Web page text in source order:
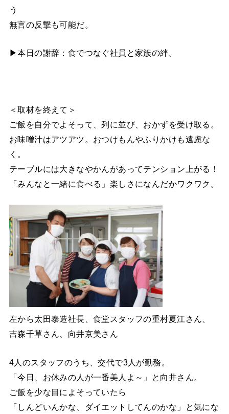
う
無言の反撃も可能だ。
▶本日の謝辞：食でつなぐ社員と家族の絆。
＜取材を終えて＞
ご飯を自分でよそって、列に並び、おかずを受け取る。
お味噌汁はアツアツ。おつけもんやふりかけも遠慮な
く。
テーブルには大きなやかんがあってテンション上がる！
「みんなと一緒に食べる」楽しさになんだかワクワク。
左から太田泰造社長、食堂スタッフの重村夏江さん、
吉森千草さん、向井京美さん
4人のスタッフのうち、交代で3人が勤務。
「今日、お休みの人が一番美人よ～」と向井さん。
ご飯を少な目によそっていたら
「しんどいんかな、ダイエットしてんのかな」と気にな